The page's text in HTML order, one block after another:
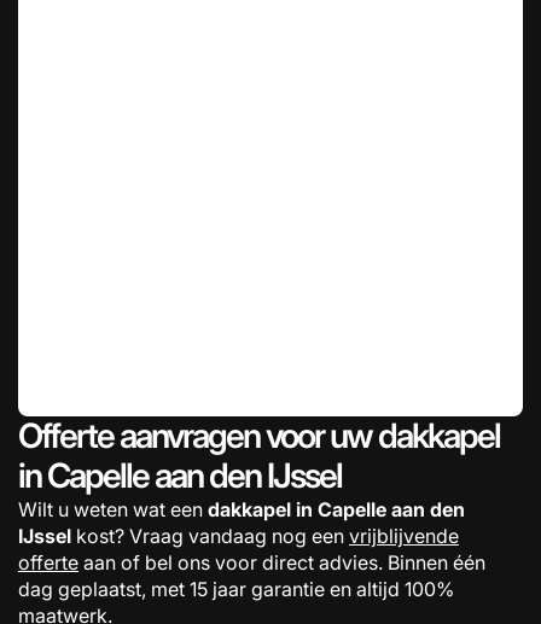
Offerte aanvragen voor uw dakkapel
in Capelle aan den IJssel
Wilt u weten wat een dakkapel in Capelle aan den
IJssel kost? Vraag vandaag nog een vrijblijvende
offerte aan of bel ons voor direct advies. Binnen één
dag geplaatst, met 15 jaar garantie en altijd 100%
maatwerk.